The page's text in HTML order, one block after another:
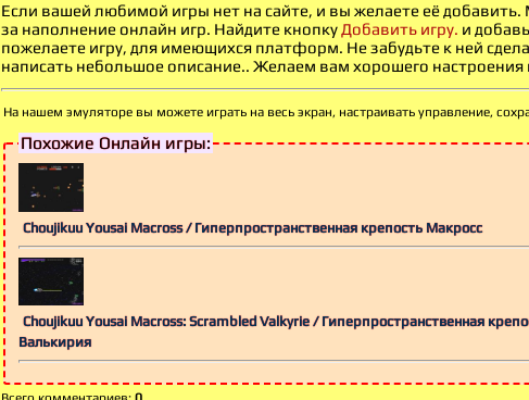
Если вашей любимой игры нет на сайте, и вы желаете её
за наполнение онлайн игр. Найдите кнопку Добавить игру. и
пожелаете игру, для имеющихся платформ. Не забудьте к ней
написать небольшое описание.. Желаем вам хорошего настроения
На нашем эмуляторе вы можете играть на весь экран, настраивать управление,
Похожие Онлайн игры:
Choujikuu Yousai Macross / Гиперпространственная крепость Макросс
Choujikuu Yousai Macross: Scrambled Valkyrie / Гиперпространственная
Валькирия